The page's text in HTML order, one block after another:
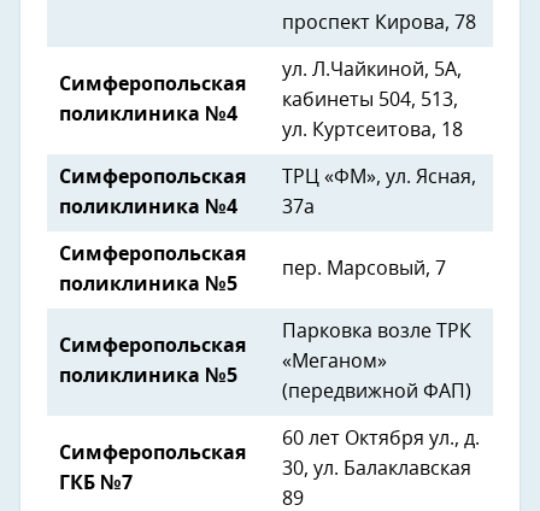
проспект Кирова, 78
Симферопольская
поликлиника №4
ул. Л.Чайкиной, 5А,
кабинеты 504, 513,
ул. Куртсеитова, 18
Симферопольская
поликлиника №4
ТРЦ «ФМ», ул. Ясная,
37а
Симферопольская
поликлиника №5
пер. Марсовый, 7
Симферопольская
поликлиника №5
Парковка возле ТРК
«Меганом»
(передвижной ФАП)
Симферопольская
ГКБ №7
60 лет Октября ул., д.
30, ул. Балаклавская
89